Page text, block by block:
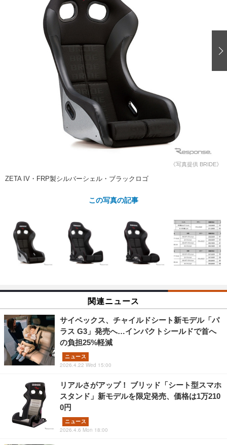
ショップレポート
自動車豆知識 ストップ！不具合修理＆粗悪修理
鈑金・塗装
ディテイリング
ディテイリング
ヘッドライト磨き
フィルム・ラッピング
鈑金・塗装
小キズ直し
ストップ 不具合修理＆粗悪修理
カーメーカー「旧車」関連プロジェ
コラム
ショップレポート プロショップ検索
カーメーカー「旧車」関連プロジ
ェクト
コラム
インタビュー
イベント告知 イベントレポート
《写真提供 BRIDE》
ZETA IV・FRP製シルバーシェル・ブラックロゴ
この写真の記事
関連ニュース
サイベックス、チャイルドシート新モデル「パ
ラス G3」発売へ…インパクトシールドで首へ
の負担25%軽減
ニュース
2026.4.22 Wed 15:00
リアルさがアップ！ ブリッド「シート型スマホ
スタンド」新モデルを限定発売、価格は1万210
0円
ニュース
2026.4.6 Mon 18:00